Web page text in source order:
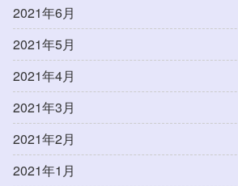
2021年6月
2021年5月
2021年4月
2021年3月
2021年2月
2021年1月